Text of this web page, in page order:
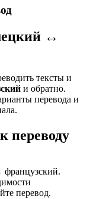
↔
тексты и
и обратно.
перевода и
переводу
перевод.